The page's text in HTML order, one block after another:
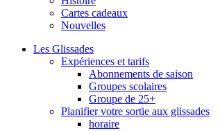
Cartes cadeaux
Nouvelles
Les Glissades
Expériences et tarifs
Abonnements de saison
Groupes scolaires
Groupe de 25+
Planifier votre sortie aux glissades
horaire